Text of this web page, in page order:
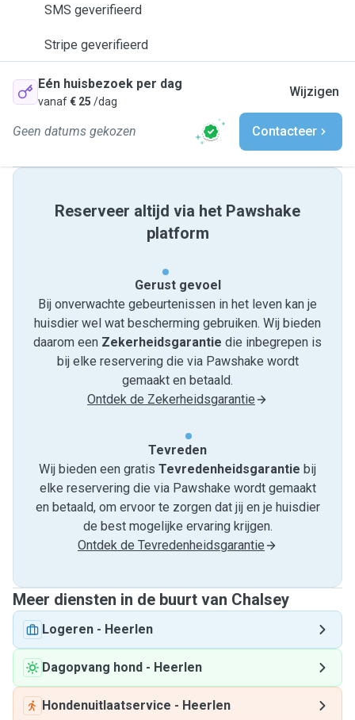
SMS geverifieerd
Stripe geverifieerd
Eén huisbezoek per dag
vanaf€ 25 /dag
Wijzigen
Geen datums gekozen Contacteer
Reserveer altijd via het Pawshake
platform
Gerust gevoel
Bij onverwachte gebeurtenissen in het leven kan je
huisdier wel wat bescherming gebruiken. Wij bieden
daarom een Zekerheidsgarantie die inbegrepen is
bij elke reservering die via Pawshake wordt
gemaakt en betaald.
Ontdek de Zekerheidsgarantie
Tevreden
Wij bieden een gratis Tevredenheids­garantie bij
elke reservering die via Pawshake wordt gemaakt
en betaald, om ervoor te zorgen dat jij en je huisdier
de best mogelijke ervaring krijgen.
Ontdek de Tevredenheidsgarantie
Meer diensten in de buurt van Chalsey
Logeren - Heerlen
Dagopvang hond - Heerlen
Hondenuitlaatservice - Heerlen